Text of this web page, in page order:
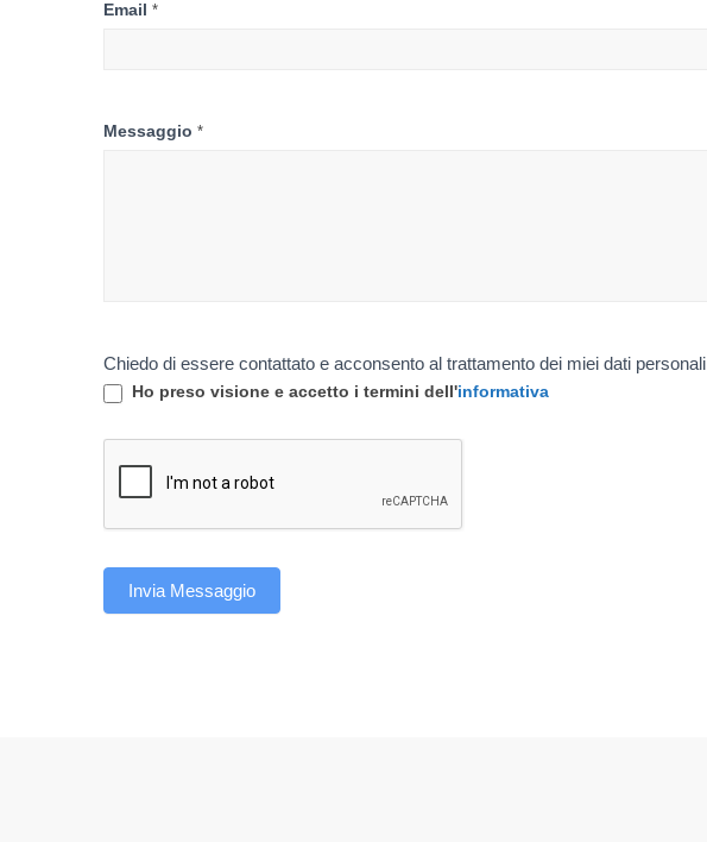
Email *
Messaggio *
Chiedo di essere contattato e acconsento al trattamento dei miei dati personali
Ho preso visione e accetto i termini dell'informativa
Invia Messaggio